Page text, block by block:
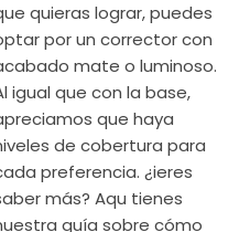
quieras lograr, puedes
por un corrector con
mate o luminoso.
igual que con la base,
que haya
de cobertura para
preferencia. ¿ieres
más? Aqu tienes
guía sobre cómo